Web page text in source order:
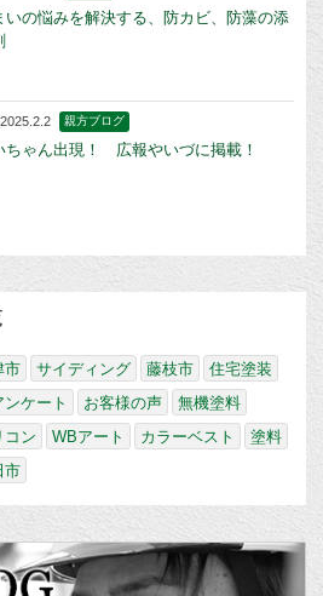
いの悩みを解決する、防カビ、防藻の添
2025.2.2 親方ブログ
ちゃん出現！ 広報やいづに掲載！
市 サイディング 藤枝市
住宅塗装
ンケート お客様の声
無機塗料
コン WBアート カラーベスト
塗料
市